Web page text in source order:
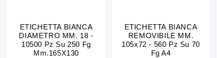
ETICHETTA BIANCA
DIAMETRO MM. 18 -
10500 Pz Su 250 Fg
Mm.165X130
ETICHETTA BIANCA
REMOVIBILE MM.
105x72 - 560 Pz Su 70
Fg A4